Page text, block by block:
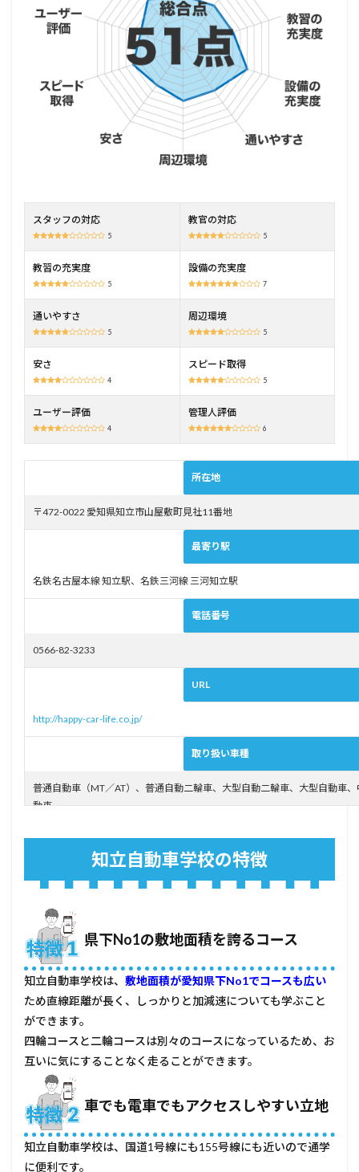
自動
車学
校の
県下
No1
2.2
車で
も電
車で
もア
やす
い立
地
2.3
無料
駐車
約100
備
知立
3.1
わり
方
舎で
教習
けた
メリ
ット
がな
い
人、
他所
に相
談し
た方
がい
い人
4.1
土日
に仮
免学
科試
験を
受け
たい
スタッフの対応
5
教官の対応
5
教習の充実度
5
設備の充実度
7
通いやすさ
5
周辺環境
5
安さ
4
スピード取得
5
ユーザー評価
4
管理人評価
6
所在地
〒472-0022 愛知県知立市山屋敷町見社11番地
最寄り駅
名鉄名古屋本線 知立駅、名鉄三河線 三河知立駅
電話番号
0566-82-3233
URL
http://happy-car-life.co.jp/
取り扱い車種
普通自動車（MT／AT）、普通自動二輪車、大型自動二輪車、大型自動車
動車
知立自動車学校の特徴
県下No1の敷地面積を誇るコース
知立自動車学校は、 敷地面積が愛知県下No1でコースも広い
ため直線距離が長く、しっかりと加減速についても学ぶこと
ができます。
四輪コースと二輪コースは別々のコースになっているため、お
互いに気にすることなく走ることができます。
車でも電車でもアクセスしやすい立地
知立自動車学校は、国道1号線にも155号線にも近いので通学
に便利です。